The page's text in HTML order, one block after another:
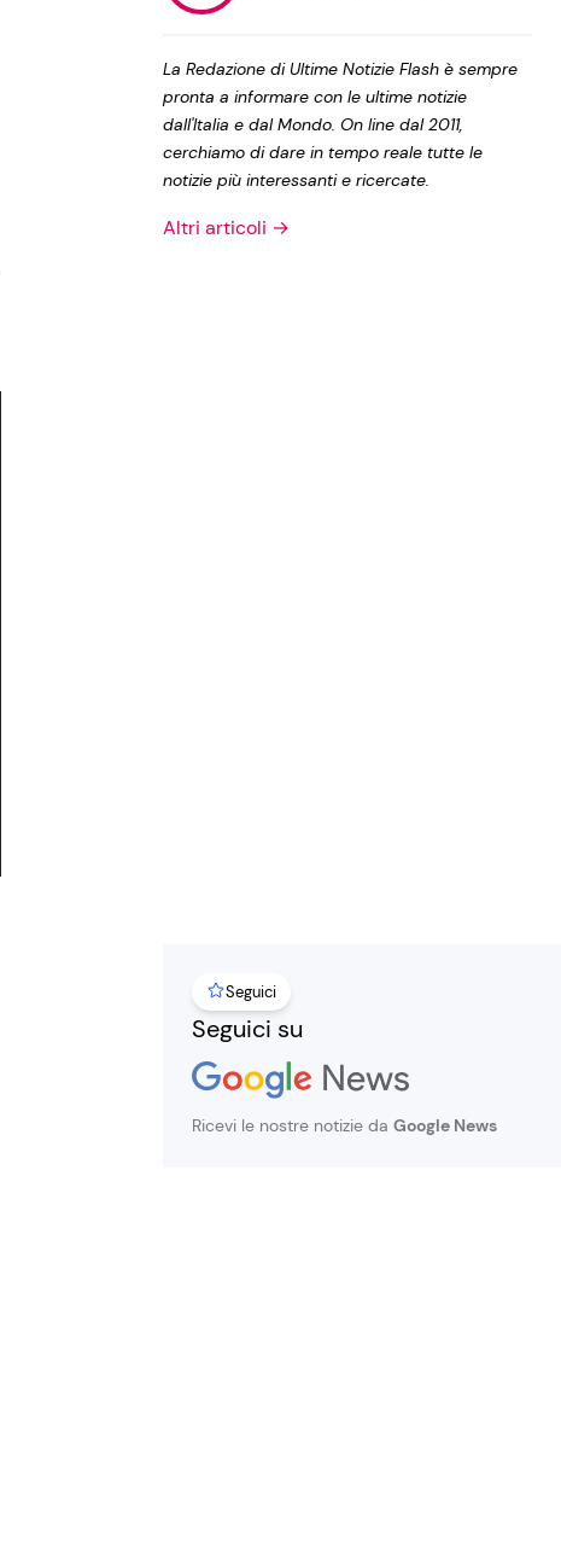
Privacy Policy
La Redazione di Ultime Notizie Flash è sempre
pronta a informare con le ultime notizie
dall'Italia e dal Mondo. On line dal 2011,
cerchiamo di dare in tempo reale tutte le
notizie più interessanti e ricercate.
Altri articoli →
Seguici
Seguici su
Ricevi le nostre notizie da Google News